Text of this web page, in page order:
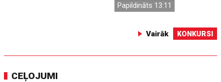
Papildināts 13:11
Vairāk KONKURSI
CEĻOJUMI